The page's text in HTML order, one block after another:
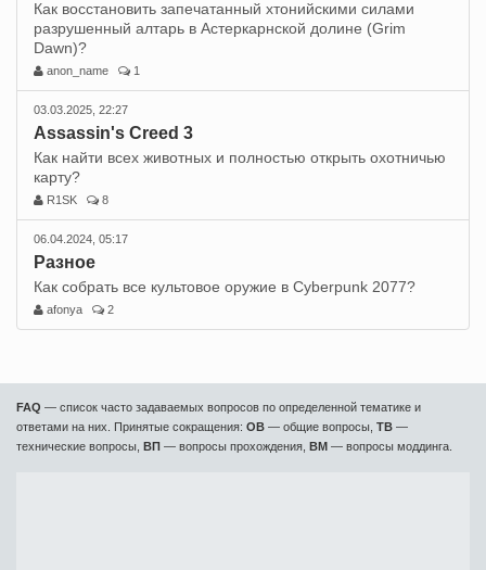
Как восстановить запечатанный хтонийскими силами
разрушенный алтарь в Астеркарнской долине (Grim
Dawn)?
anon_name 1
03.03.2025, 22:27
Assassin's Creed 3
Как найти всех животных и полностью открыть охотничью
карту?
R1SK 8
06.04.2024, 05:17
Разное
Как собрать все культовое оружие в Cyberpunk 2077?
afonya 2
FAQ — список часто задаваемых вопросов по определенной тематике и
ответами на них. Принятые сокращения: ОВ — общие вопросы, ТВ —
технические вопросы, ВП — вопросы прохождения, ВМ — вопросы моддинга.